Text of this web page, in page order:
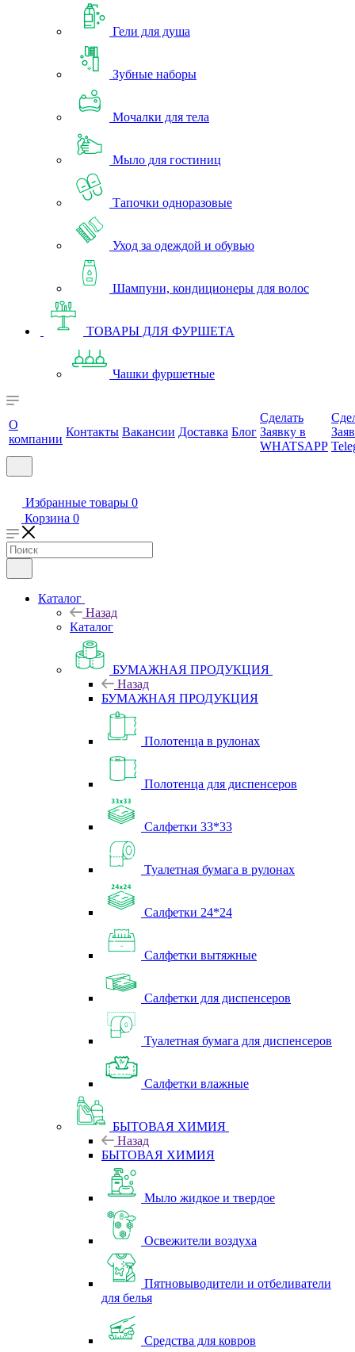
Гели для душа
Зубные наборы
Мочалки для тела
Мыло для гостиниц
Тапочки одноразовые
Уход за одеждой и обувью
Шампуни, кондиционеры для волос
ТОВАРЫ ДЛЯ ФУРШЕТА
Чашки фуршетные
О
компании
Контакты Вакансии Доставка Блог
Сделать
Заявку в
WHATSAPP
Избранные товары 0
Корзина 0
Каталог
Назад
Каталог
БУМАЖНАЯ ПРОДУКЦИЯ
Назад
БУМАЖНАЯ ПРОДУКЦИЯ
Полотенца в рулонах
Полотенца для диспенсеров
Салфетки 33*33
Туалетная бумага в рулонах
Салфетки 24*24
Салфетки вытяжные
Салфетки для диспенсеров
Туалетная бумага для диспенсеров
Салфетки влажные
БЫТОВАЯ ХИМИЯ
Назад
БЫТОВАЯ ХИМИЯ
Мыло жидкое и твердое
Освежители воздуха
Пятновыводители и отбеливатели
для белья
Средства для ковров